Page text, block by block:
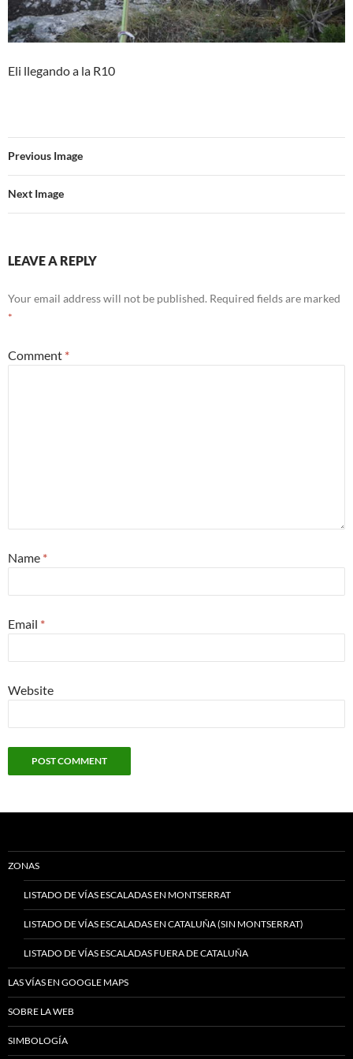
Eli llegando a la R10
Previous Image
Next Image
LEAVE A REPLY
Your email address will not be published. Required fields are marked
*
Comment *
Name *
Email *
Website
ZONAS
LISTADO DE VÍAS ESCALADAS EN MONTSERRAT
LISTADO DE VÍAS ESCALADAS EN CATALUÑA (SIN MONTSERRAT)
LISTADO DE VÍAS ESCALADAS FUERA DE CATALUÑA
LAS VÍAS EN GOOGLE MAPS
SOBRE LA WEB
SIMBOLOGÍA